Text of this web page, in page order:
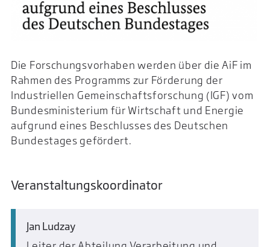
Die Forschungsvorhaben werden über die AiF im
Rahmen des Programms zur Förderung der
Industriellen Gemeinschaftsforschung (IGF) vom
Bundesministerium für Wirtschaft und Energie
aufgrund eines Beschlusses des Deutschen
Bundestages gefördert.
Veranstaltungskoordinator
Jan Ludzay